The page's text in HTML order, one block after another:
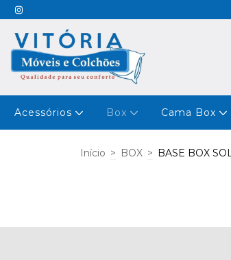
Acessórios Box Cama Box
Início > BOX > BASE BOX